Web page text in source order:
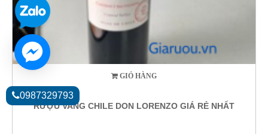
GIỎ HÀNG
RƯỢU VANG CHILE DON LORENZO GIÁ RẺ NHẤT
0987329793